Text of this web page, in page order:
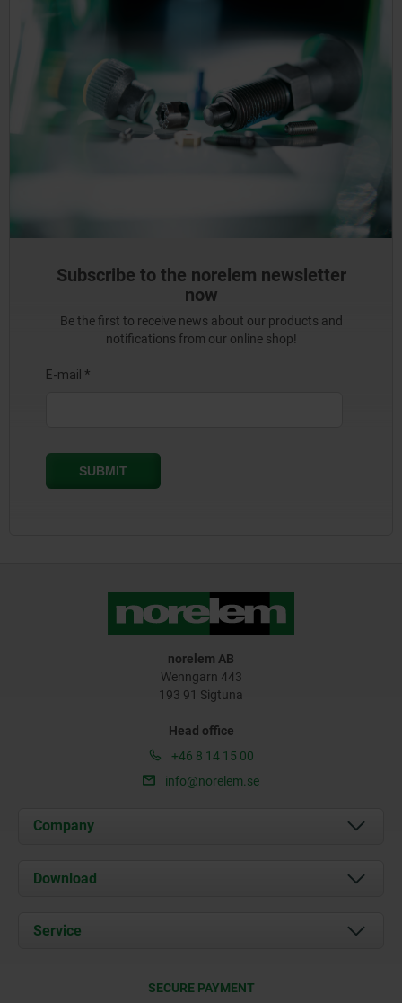
Subscribe to the norelem newsletter
now
Be the first to receive news about our products and
notifications from our online shop!
norelem AB
Wenngarn 443
193 91 Sigtuna
Head office
+46 8 14 15 00
info@norelem.se
Company
About us
Contact
Download
Service
SECURE PAYMENT